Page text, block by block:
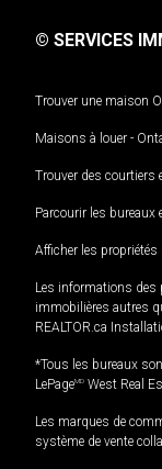
© SERVICES
Trouver une maison
Maisons à louer -
Trouver des courtiers
Parcourir les bureaux
Afficher les propriétés
Les informations des
immobilières autres
REALTOR.ca
*Tous les bureaux
LePageMD West Real
Les marques de
système de vente